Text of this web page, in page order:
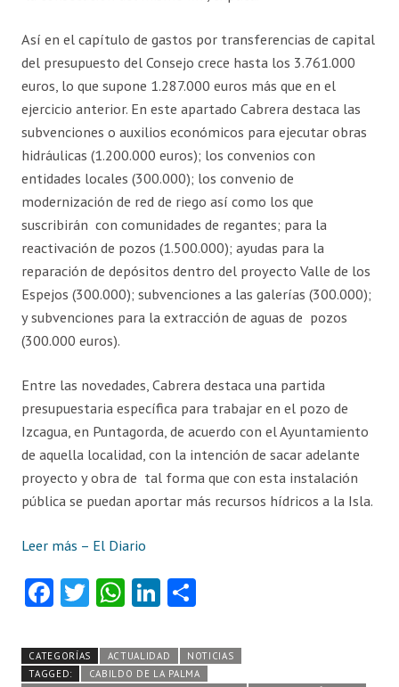
Así en el capítulo de gastos por transferencias de capital
del presupuesto del Consejo crece hasta los 3.761.000
euros, lo que supone 1.287.000 euros más que en el
ejercicio anterior. En este apartado Cabrera destaca las
subvenciones o auxilios económicos para ejecutar obras
hidráulicas (1.200.000 euros); los convenios con
entidades locales (300.000); los convenio de
modernización de red de riego así como los que
suscribirán con comunidades de regantes; para la
reactivación de pozos (1.500.000); ayudas para la
reparación de depósitos dentro del proyecto Valle de los
Espejos (300.000); subvenciones a las galerías (300.000);
y subvenciones para la extracción de aguas de pozos
(300.000 euros).
Entre las novedades, Cabrera destaca una partida
presupuestaria específica para trabajar en el pozo de
Izcagua, en Puntagorda, de acuerdo con el Ayuntamiento
de aquella localidad, con la intención de sacar adelante
proyecto y obra de tal forma que con esta instalación
pública se puedan aportar más recursos hídricos a la Isla.
Leer más – El Diario
Fa
b
o
T
itt
er
W
ts
A
Li
e
dI
m
pa
CATEGORÍAS ACTUALIDAD
NOTICIAS
TAGGED:
CABILDO DE LA PALMA